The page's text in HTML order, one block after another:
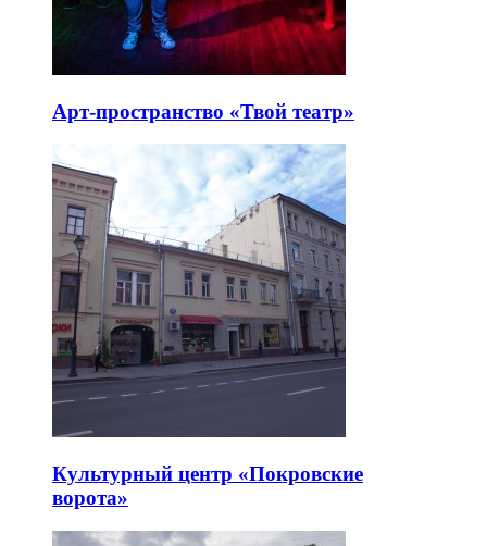
Арт-пространство «Твой театр»
Культурный центр «Покровские
ворота»